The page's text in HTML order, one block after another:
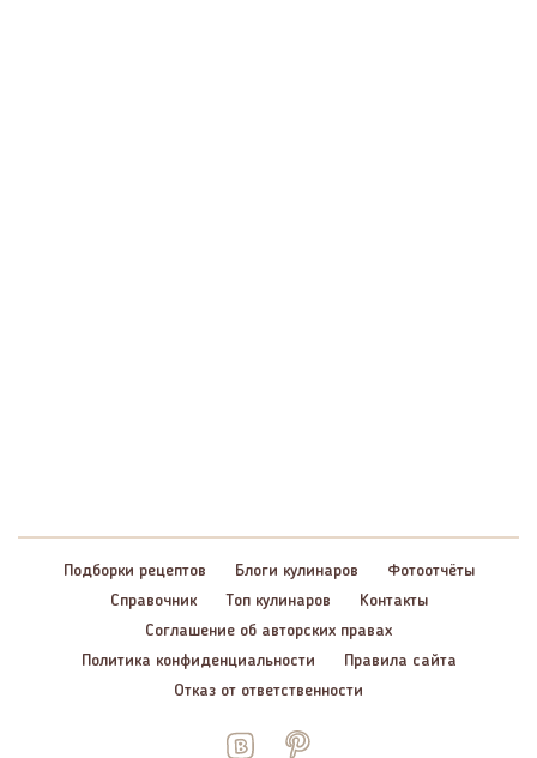
Подборки рецептов Блоги кулинаров
Фотоотчёты
Справочник
Топ кулинаров
Контакты
Соглашение об авторских правах
Политика конфиденциальности
Правила сайта
Отказ от ответственности